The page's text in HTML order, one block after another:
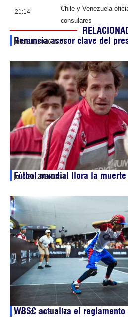
21:14
Chile y Venezuela
consulares
Renuncia asesor clave del
julio 31, 202615:07
Fútbol mundial llora la muerte
julio 31, 202613:48
WBSC actualiza el
julio 22, 202614:36